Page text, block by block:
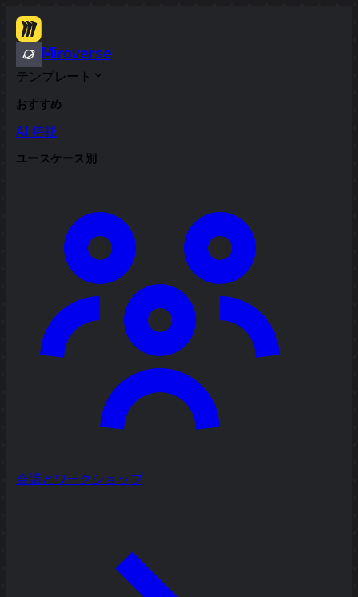
Miroverse
テンプレート
おすすめ
AI 搭載
ユースケース別
会議とワークショップ